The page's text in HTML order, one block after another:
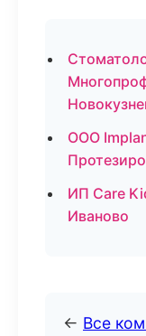
ООО
ИП Care
Иваново
← Все